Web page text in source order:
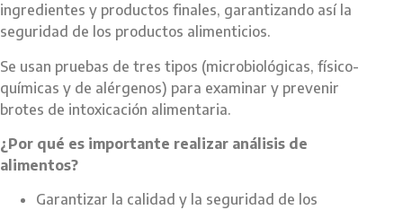
ingredientes y productos finales, garantizando así la
seguridad de los productos alimenticios.
Se usan pruebas de tres tipos (microbiológicas, físico-
químicas y de alérgenos) para examinar y prevenir
brotes de intoxicación alimentaria.
¿Por qué es importante realizar análisis de
alimentos?
Garantizar la calidad y la seguridad de los